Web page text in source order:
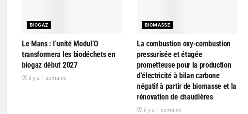
BIOGAZ
Le Mans : l’unité Modul’O
transformera les biodéchets en
biogaz début 2027
il y a 1 semaine
BIOMASSE
La combustion oxy-combustion
pressurisée et étagée
prometteuse pour la production
d’électricité à bilan carbone
négatif à partir de biomasse et la
rénovation de chaudières
il y a 1 semaine